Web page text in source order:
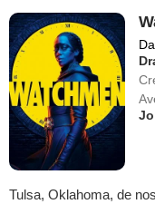
Tulsa, Oklahoma, de